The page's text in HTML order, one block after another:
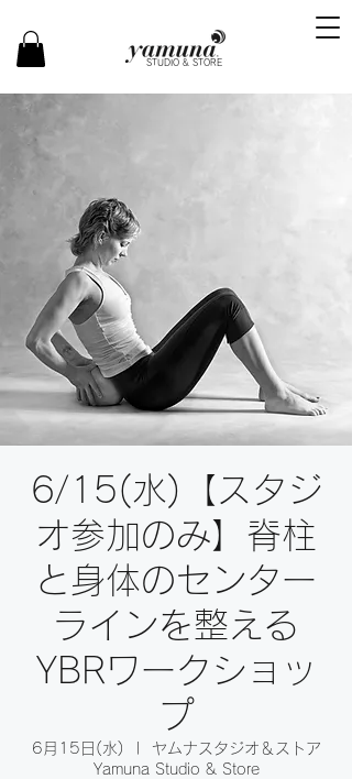
STUDIO & STORE
6/15(水)【スタジ
オ参加のみ】脊柱
と身体のセンター
ラインを整える
YBRワークショッ
プ
6月15日(水)
ヤムナスタジオ＆ストア
Yamuna Studio & Store